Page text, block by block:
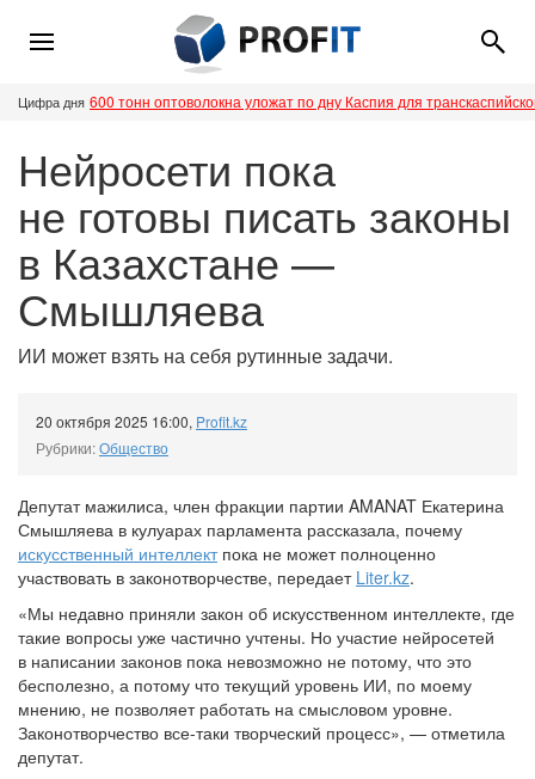
Цифра дня 600 тонн оптоволокна уложат по дну Каспия для
Нейросети пока
не готовы писать законы
в Казахстане —
Смышляева
ИИ может взять на себя рутинные задачи.
20 октября 2025 16:00, Profit.kz
Рубрики:Общество
Депутат мажилиса, член фракции партии AMANAT Екатерина
Смышляева в кулуарах парламента рассказала, почему
искусственный интеллектпока не может полноценно
участвовать в законотворчестве, передает Liter.kz.
«Мы недавно приняли закон об искусственном интеллекте, где
такие вопросы уже частично учтены. Но участие нейросетей
в написании законов пока невозможно не потому, что это
бесполезно, а потому что текущий уровень ИИ, по моему
мнению, не позволяет работать на смысловом уровне.
Законотворчество все-таки творческий процесс», — отметила
депутат.